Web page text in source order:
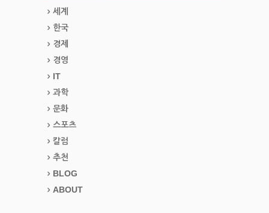
세계
한국
경제
경영
IT
과학
문화
스포츠
칼럼
추천
BLOG
ABOUT